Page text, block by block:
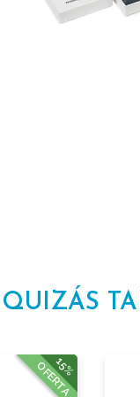
QUIZÁS
15%
OFERTA